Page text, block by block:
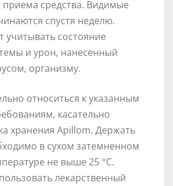
приема средства. Видимые
спустя неделю.
учитывать состояние
и урон, нанесенный
организму.
относиться к указанным
касательно
хранения Apillom. Держать
в сухом затемненном
не выше 25 °С.
лекарственный